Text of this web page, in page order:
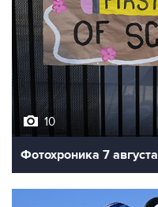
10
Фотохроника 7 августа